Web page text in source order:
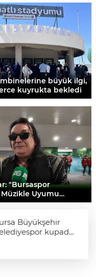
büyük ilgi,
kuyrukta bekledi
"Bursaspor
Uyumu
Büyükşehir
kupada